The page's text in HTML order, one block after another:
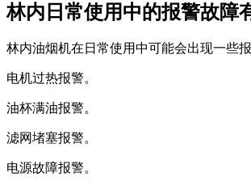
林内日常使用中的报警故障
林内油烟机在日常使用中可能会出现一些
电机过热报警。
油杯满油报警。
滤网堵塞报警。
电源故障报警。